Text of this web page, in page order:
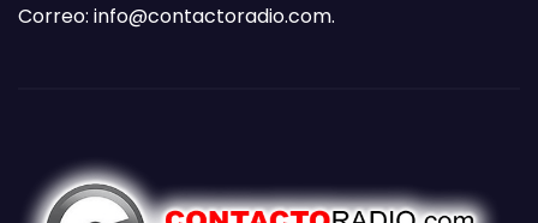
Correo: info@contactoradio.com.